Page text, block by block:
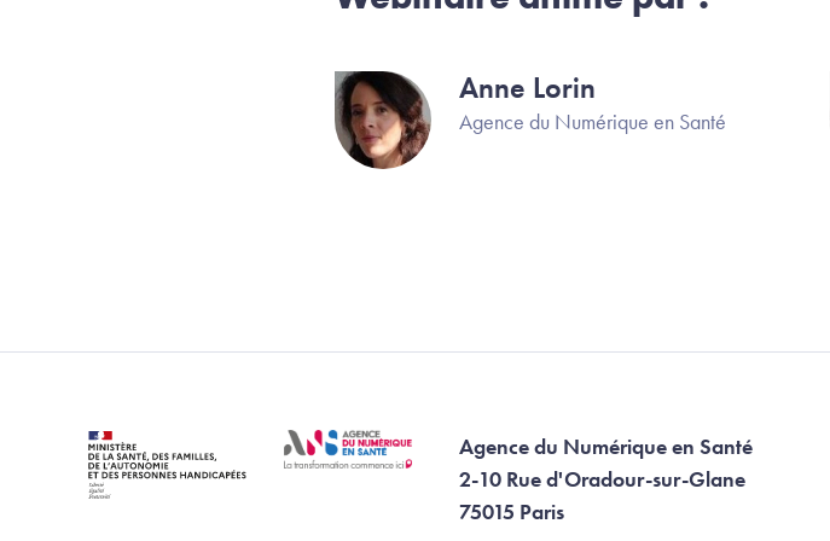
Image Anne Lorin
Agence du Numérique en Santé
Agence du Numérique en Santé
2-10 Rue d'Oradour-sur-Glane
75015 Paris